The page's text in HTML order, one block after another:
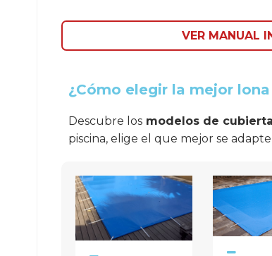
VER MANUAL
¿Cómo elegir la mejor
Descubre los modelos de
piscina, elige el que mejor se